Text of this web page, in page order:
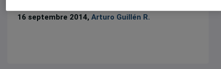
16 septembre 2014,Arturo Guillén R.